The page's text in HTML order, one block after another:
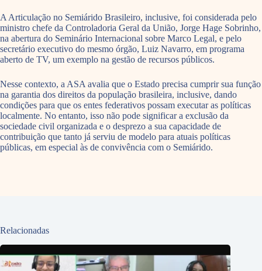
A Articulação no Semiárido Brasileiro, inclusive, foi considerada pelo
ministro chefe da Controladoria Geral da União, Jorge Hage Sobrinho,
na abertura do Seminário Internacional sobre Marco Legal, e pelo
secretário executivo do mesmo órgão, Luiz Navarro, em programa
aberto de TV, um exemplo na gestão de recursos públicos.
Nesse contexto, a ASA avalia que o Estado precisa cumprir sua função
na garantia dos direitos da população brasileira, inclusive, dando
condições para que os entes federativos possam executar as políticas
localmente. No entanto, isso não pode significar a exclusão da
sociedade civil organizada e o desprezo a sua capacidade de
contribuição que tanto já serviu de modelo para atuais políticas
públicas, em especial às de convivência com o Semiárido.
Relacionadas